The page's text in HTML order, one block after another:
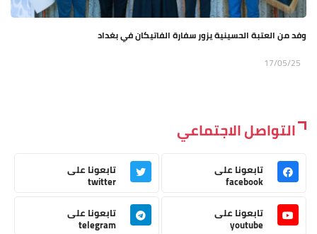
وفد من العتبة الحسينية يزور سفارة الفاتيكان في بغداد
17/05/25
التواصل الاجتماعي
تابعونا على
facebook
تابعونا على
twitter
تابعونا على
youtube
تابعونا على
telegram